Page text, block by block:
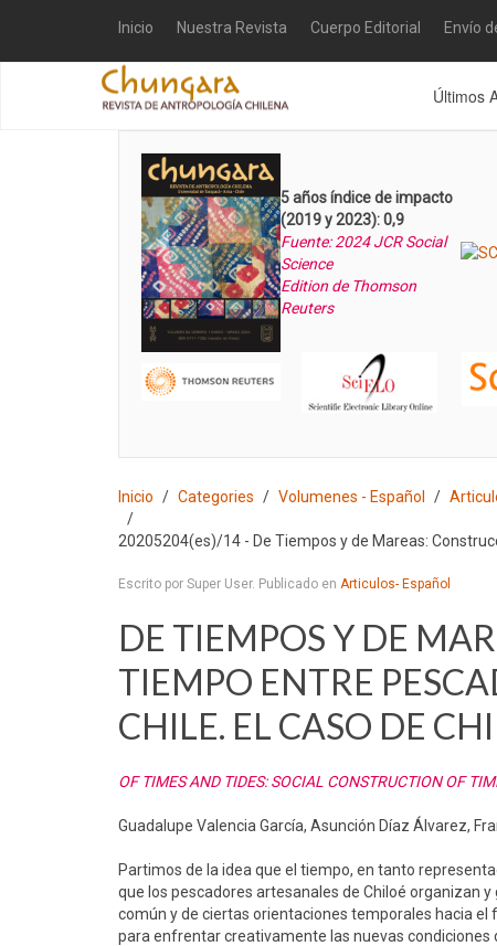
Inicio Nuestra Revista Cuerpo Editorial Envío
Últimos
5 años índice de impacto
(2019 y 2023): 0,9
Fuente: 2024 JCR Social
Science
Edition de Thomson
Reuters
Inicio Categories Volumenes - Español
20205204(es)/14 - De Tiempos y de Mareas:
Escrito por Super User. Publicado en Articulos- Español
DE TIEMPOS Y DE
TIEMPO ENTRE
CHILE. EL CASO DE
OF TIMES AND TIDES: SOCIAL CONSTRUCTION OF
Guadalupe Valencia García, Asunción Díaz Álvarez,
Partimos de la idea que el tiempo, en tanto
que los pescadores artesanales de Chiloé organizan
común y de ciertas orientaciones temporales hacia
para enfrentar creativamente las nuevas condiciones